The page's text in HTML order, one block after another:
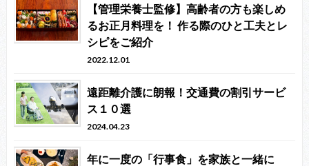
【管理栄養士監修】高齢者の方も楽しめ
るお正月料理を！ 作る際のひと工夫とレ
シピをご紹介
2022.12.01
遠距離介護に朗報！交通費の割引サービ
ス１０選
2024.04.23
年に一度の「行事食」を家族と一緒に